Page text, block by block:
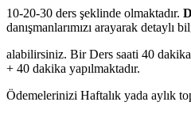
10-20-30 ders şeklinde olmaktadır.
danışmanlarımızı arayarak detaylı
alabilirsiniz. Bir Ders saati 40
+ 40 dakika yapılmaktadır.
Ödemelerinizi Haftalık yada aylık